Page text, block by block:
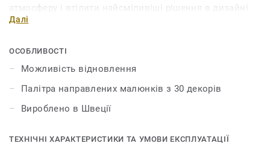
атмосферу і втілити найсміливіші рішення в дизайні
інтер'єру. Покриття має поверхню, зміцнену
високим типом навантаження на підлогу – 34/43.
Далі
ОСОБЛИВОСТІ
Можливість відновлення
Палітра направлених малюнків з 30 декорів
Вироблено в Швеції
ТЕХНІЧНІ ХАРАКТЕРИСТИКИ ТА УМОВИ ЕКСПЛУАТАЦІЇ